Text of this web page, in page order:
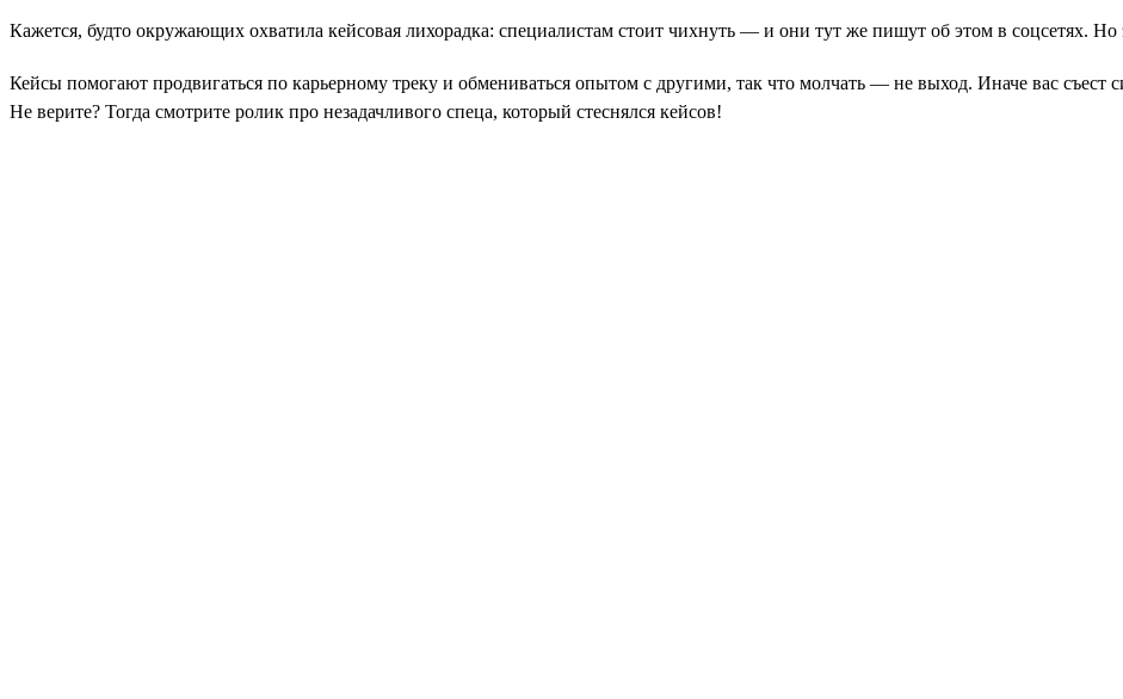
Кажется, будто окружающих охватила кейсовая лихорадка: специалистам стоит чихнуть — и они тут же пишут об этом в соцсетях. Но
Кейсы помогают продвигаться по карьерному треку и обмениваться опытом с другими, так что молчать — не выход. Иначе вас съест
Не верите? Тогда смотрите ролик про незадачливого спеца, который стеснялся кейсов!